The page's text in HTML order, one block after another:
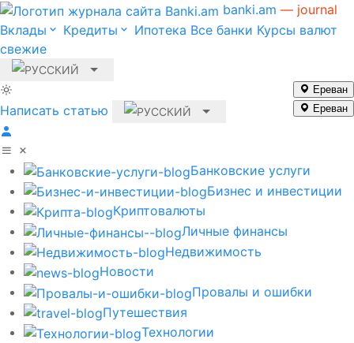
banki.am — journal
Вклады
Кредиты Ипотека Все банки Курсы валют
свежие
Ереван
Написать статью Ереван
Банковские услуги
Бизнес и инвестиции
Криптовалюты
Личные финансы
Недвижимость
Новости
Провалы и ошибки
Путешествия
Технологии